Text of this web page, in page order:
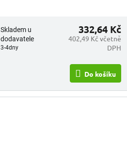
Skladem u
dodavatele
3-4dny
402,49 Kč včetně
DPH
332,64 Kč
Do košíku